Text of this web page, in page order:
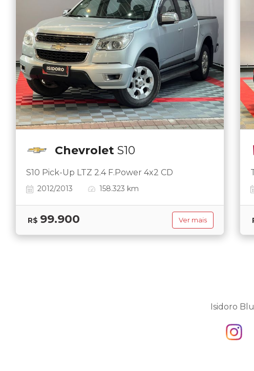
Chevrolet S10
S10 Pick-Up LTZ 2.4 F.Power 4x2 CD
2012/2013 158.323 km
R$ 99.900 Ver mais
Isidoro